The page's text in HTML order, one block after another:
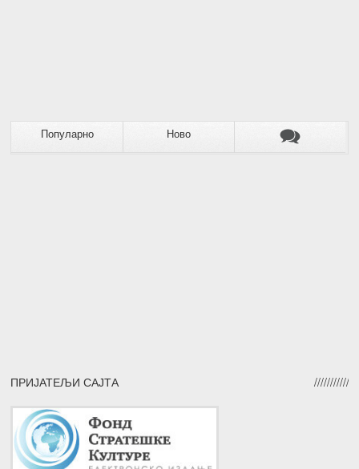
Популарно Ново
ПРИЈАТЕЉИ САЈТА